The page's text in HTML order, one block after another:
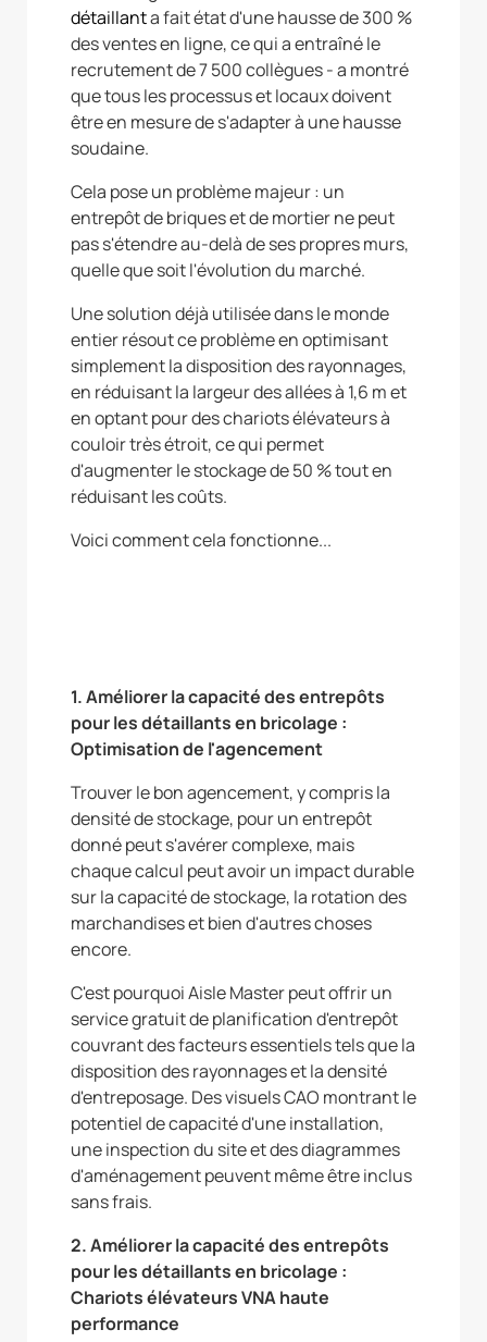
détaillanta fait état d'une hausse de 300 %
des ventes en ligne, ce qui a entraîné le
recrutement de 7 500 collègues - a montré
que tous les processus et locaux doivent
être en mesure de s'adapter à une hausse
soudaine.
Cela pose un problème majeur : un
entrepôt de briques et de mortier ne peut
pas s'étendre au-delà de ses propres murs,
quelle que soit l'évolution du marché.
Une solution déjà utilisée dans le monde
entier résout ce problème en optimisant
simplement la disposition des rayonnages,
en réduisant la largeur des allées à 1,6 m et
en optant pour des chariots élévateurs à
couloir très étroit, ce qui permet
d'augmenter le stockage de 50 % tout en
réduisant les coûts.
Voici comment cela fonctionne...
1. Améliorer la capacité des entrepôts
pour les détaillants en bricolage :
Optimisation de l'agencement
Trouver le bon agencement, y compris la
densité de stockage, pour un entrepôt
donné peut s'avérer complexe, mais
chaque calcul peut avoir un impact durable
sur la capacité de stockage, la rotation des
marchandises et bien d'autres choses
encore.
C'est pourquoi Aisle Master peut offrir un
service gratuit de planification d'entrepôt
couvrant des facteurs essentiels tels que la
disposition des rayonnages et la densité
d'entreposage. Des visuels CAO montrant le
potentiel de capacité d'une installation,
une inspection du site et des diagrammes
d'aménagement peuvent même être inclus
sans frais.
2. Améliorer la capacité des entrepôts
pour les détaillants en bricolage :
Chariots élévateurs VNA haute
performance